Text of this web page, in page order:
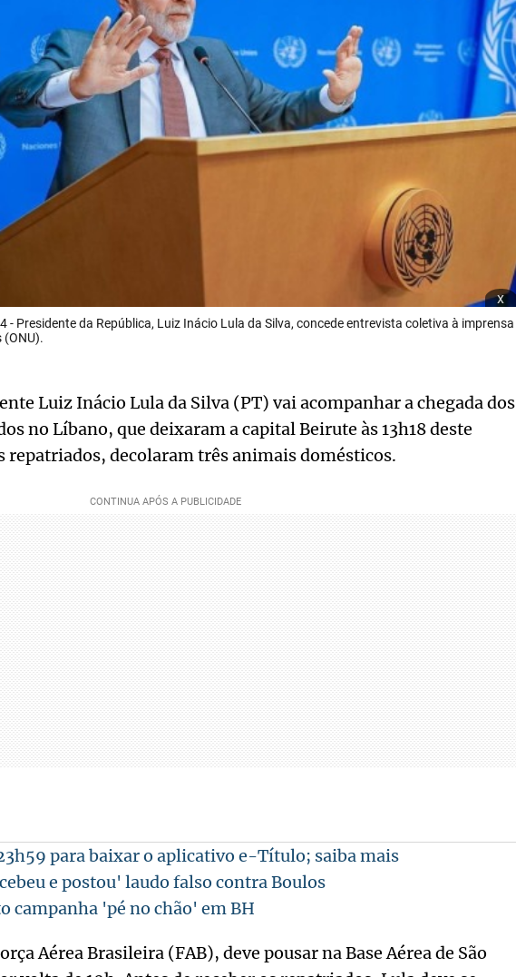
x
- Presidente da República, Luiz Inácio Lula da Silva, concede entrevista coletiva à imprensa
(ONU).
Luiz Inácio Lula da Silva (PT) vai acompanhar a chegada dos
no Líbano, que deixaram a capital Beirute às 13h18 deste
repatriados, decolaram três animais domésticos.
para baixar o aplicativo e-Título; saiba mais
e postou' laudo falso contra Boulos
campanha 'pé no chão' em BH
Aérea Brasileira (FAB), deve pousar na Base Aérea de São